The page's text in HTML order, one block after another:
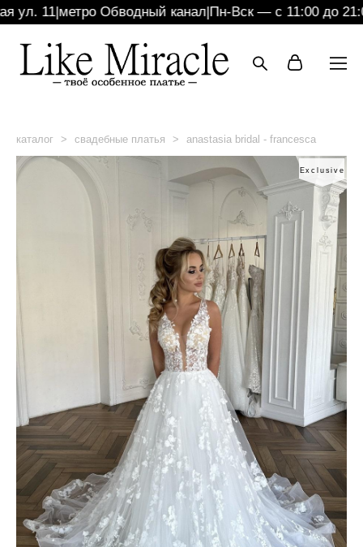
11 |метро Обводный канал|Пн-Вск — с 11:00 до 21:00|
каталог > свадебные платья > anastasia bridal - francesca
Exclusive